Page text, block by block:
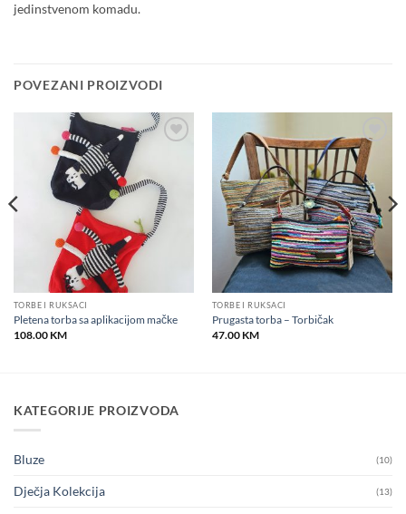
jedinstvenom komadu.
POVEZANI PROIZVODI
TORBE I RUKSACI
Pletena torba sa aplikacijom mačke
108.00 KM
Add to
wishlist
TORBE I RUKSACI
Prugasta torba – Torbičak
47.00 KM
KATEGORIJE PROIZVODA
Bluze (10)
Dječja Kolekcija (13)